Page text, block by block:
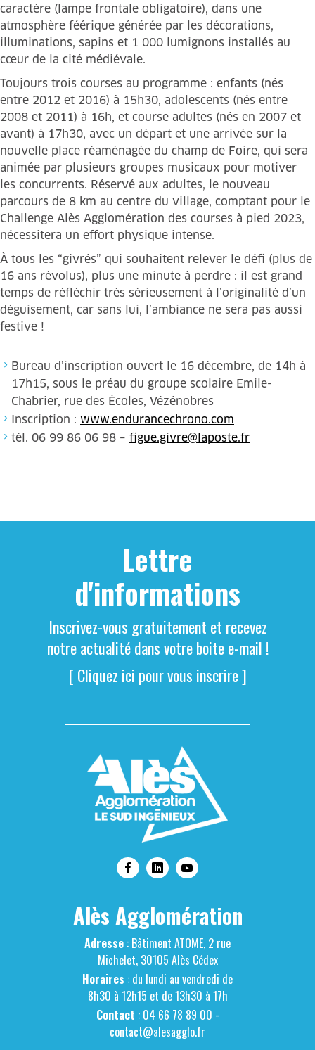
caractère (lampe frontale obligatoire), dans une
atmosphère féérique générée par les décorations,
illuminations, sapins et 1 000 lumignons installés au
cœur de la cité médiévale.
Toujours trois courses au programme : enfants (nés
entre 2012 et 2016) à 15h30, adolescents (nés entre
2008 et 2011) à 16h, et course adultes (nés en 2007 et
avant) à 17h30, avec un départ et une arrivée sur la
nouvelle place réaménagée du champ de Foire, qui sera
animée par plusieurs groupes musicaux pour motiver
les concurrents. Réservé aux adultes, le nouveau
parcours de 8 km au centre du village, comptant pour le
Challenge Alès Agglomération des courses à pied 2023,
nécessitera un effort physique intense.
À tous les “givrés” qui souhaitent relever le défi (plus de
16 ans révolus), plus une minute à perdre : il est grand
temps de réfléchir très sérieusement à l’originalité d’un
déguisement, car sans lui, l’ambiance ne sera pas aussi
festive !
Bureau d’inscription ouvert le 16 décembre, de 14h à
17h15, sous le préau du groupe scolaire Emile-
Chabrier, rue des Écoles, Vézénobres
Inscription : www.endurancechrono.com
tél. 06 99 86 06 98 – figue.givre@laposte.fr
Lettre
d'informations
Inscrivez-vous gratuitement et recevez
notre actualité dans votre boite e-mail !
[ Cliquez ici pour vous inscrire ]
Alès Agglomération
Adresse : Bâtiment ATOME, 2 rue
Michelet, 30105 Alès Cédex
Horaires : du lundi au vendredi de
8h30 à 12h15 et de 13h30 à 17h
Contact : 04 66 78 89 00 -
contact@alesagglo.fr